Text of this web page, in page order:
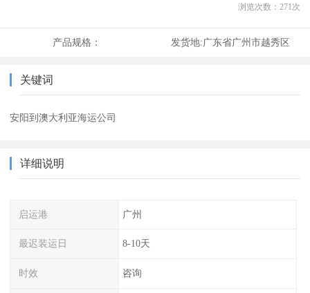
浏览次数： 271 次
产品规格： 发货地:广东省广州市越秀区
关键词
安阳到澳大利亚海运公司
详细说明
启运港 广州
最迟装运日 8-10天
时效 咨询